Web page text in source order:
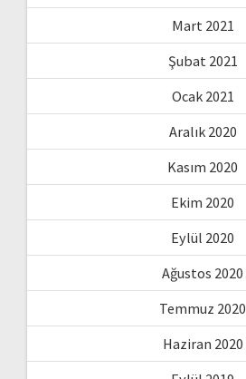
Mart 2021
Şubat 2021
Ocak 2021
Aralık 2020
Kasım 2020
Ekim 2020
Eylül 2020
Ağustos 2020
Temmuz 2020
Haziran 2020